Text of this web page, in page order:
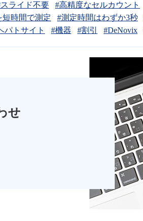
ライド不要 #高精度なセルカウント
短時間で測定
#測定時間はわずか3秒
パトサイト #機器 #割引 #DeNovix
せ